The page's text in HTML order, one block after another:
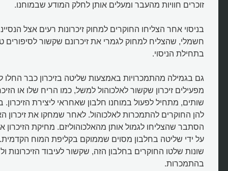
זוכרים חוויות מהעבר ומעלים אותן לחלק המודע שבמוחנו.
בניסוי אחר הצליחו החוקרים למחוק זיכרונות רעים אצל
חשמלי, שהצליח למחוק לגמרי את זיכרונם שקשור לסיפורים
בתחילת הניסוי.
גם בגמילה מהתמכרויות באמצעות שליטה בזיכרון כבר החלו
מפעילים זיכרון שקשור לאלכוהול למשל, כמו הריח שלו או
שותים, מתחיל לפעול במוחנו חלבון שאחראי ליצירת הזיכרון.
להן החוקרים להתמכרות לאלכוהול. לאחר שמחקו את זיכרון
הסתבר שהצליחו לגמול אותן מהאלכוהוליזם. מחיקת
על ידי שליטה בחלבון מסוים שממוקם בקליפת המוח
שונות שלטו החוקרים בחלבון הזה, שקשור לעיבוד הזיכרונות
בהתמכרות.